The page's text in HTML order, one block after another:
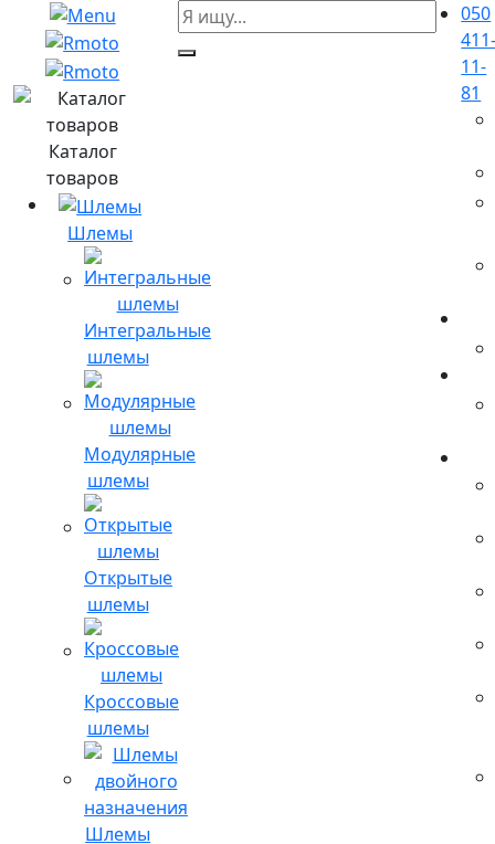
Каталог
товаров
Шлемы
Интегральные
шлемы
Модулярные
шлемы
Открытые
шлемы
Кроссовые
шлемы
Шлемы
050
11-
81